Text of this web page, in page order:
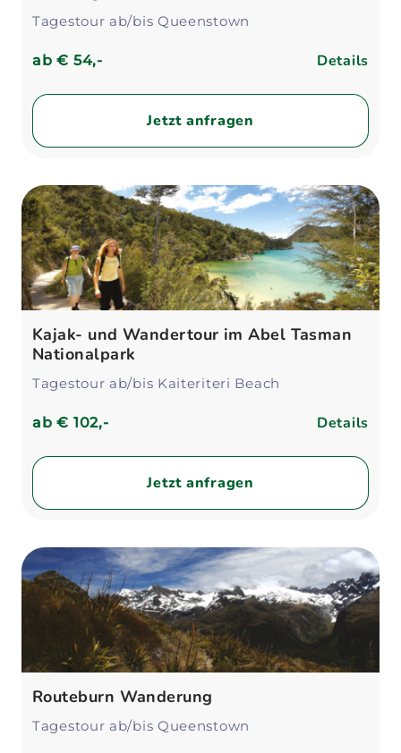
Tagestour ab/bis Queenstown
ab€ 54,- Details
Jetzt anfragen
Kajak- und Wandertour im Abel Tasman
Nationalpark
Tagestour ab/bis Kaiteriteri Beach
ab€ 102,- Details
Jetzt anfragen
Routeburn Wanderung
Tagestour ab/bis Queenstown